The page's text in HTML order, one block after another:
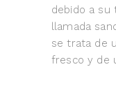
debido a su
llamada
se trata de
fresco y de